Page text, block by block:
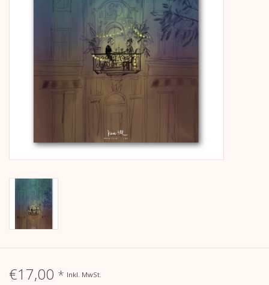
Weihnachten
Bücher
Kera Till X THERESIENTHAL
Kera Till X GMEINER
€17,00 * Inkl. MwSt.